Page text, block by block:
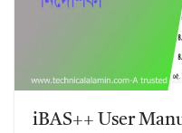
iBAS++ User